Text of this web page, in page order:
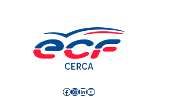
Facebook
Instagram
LinkedIn
YouTube